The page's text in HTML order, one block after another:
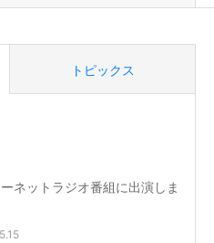
トピックス
ネットラジオ番組に出演しま